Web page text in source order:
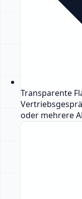
Transparente
oder mehrere